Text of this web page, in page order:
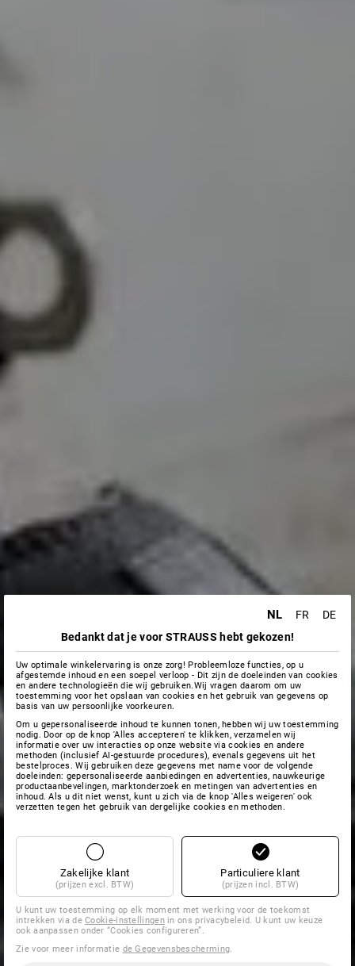
NL FR
DE
Bedankt dat je voor STRAUSS hebt gekozen!
Uw optimale winkelervaring is onze zorg! Probleemloze functies, op u
afgestemde inhoud en een soepel verloop - Dit zijn de doeleinden van cookies
en andere technologieën die wij gebruiken.Wij vragen daarom om uw
toestemming voor het opslaan van cookies en het gebruik van gegevens op
basis van uw persoonlijke voorkeuren.
Om u gepersonaliseerde inhoud te kunnen tonen, hebben wij uw toestemming
nodig. Door op de knop 'Alles accepteren' te klikken, verzamelen wij
informatie over uw interacties op onze website via cookies en andere
methoden (inclusief AI-gestuurde procedures), evenals gegevens uit het
bestelproces. Wij gebruiken deze gegevens met name voor de volgende
doeleinden: gepersonaliseerde aanbiedingen en advertenties, nauwkeurige
productaanbevelingen, marktonderzoek en metingen van advertenties en
inhoud. Als u dit niet wenst, kunt u zich via de knop 'Alles weigeren' ook
verzetten tegen het gebruik van dergelijke cookies en methoden.
Zakelijke klant
(prijzen excl. BTW)
Particuliere klant
(prijzen incl. BTW)
U kunt uw toestemming op elk moment met werking voor de toekomst
intrekken via deCookie-instellingenin ons privacybeleid. U kunt uw keuze
ook aanpassen onder “Cookies configureren”.
Zie voor meer informatie de Gegevensbescherming.